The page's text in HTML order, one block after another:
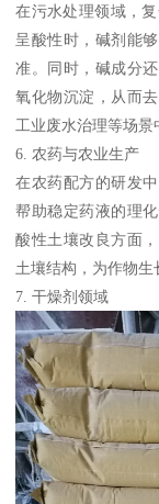
在污水处理领域，
呈酸性时，碱剂能
准。同时，碱成分
氧化物沉淀，从而
工业废水治理等场景
6. 农药与农业生产
在农药配方的研发
帮助稳定药液的理
酸性土壤改良方面
土壤结构，为作物生
7. 干燥剂领域